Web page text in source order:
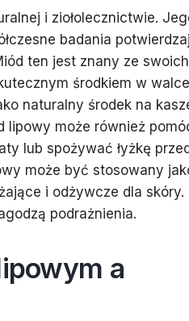
i ziołolecznictwie.
badania
ten jest znany ze swoich
środkiem w walce
naturalny środek na
lipowy może również
lub spożywać łyżkę przed
może być stosowany
i odżywcze dla skóry.
podrażnienia.
a